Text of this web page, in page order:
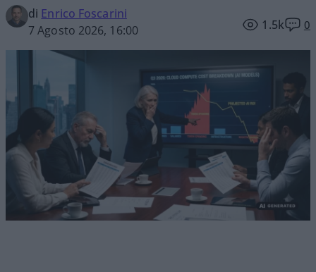
di Enrico Foscarini
7 Agosto 2026, 16:00
1.5k 0